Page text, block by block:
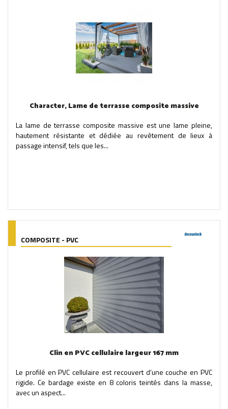
Character, Lame de terrasse composite massive
La lame de terrasse composite massive est une lame pleine,
hautement résistante et dédiée au revêtement de lieux à
passage intensif, tels que les...
COMPOSITE - PVC
Clin en PVC cellulaire largeur 167 mm
Le profilé en PVC cellulaire est recouvert d’une couche en PVC
rigide. Ce bardage existe en 8 coloris teintés dans la masse,
avec un aspect...